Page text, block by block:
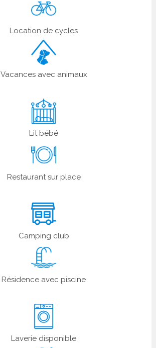
Location de cycles
Vacances avec animaux
Lit bébé
Restaurant sur place
Camping club
Résidence avec piscine
Laverie disponible